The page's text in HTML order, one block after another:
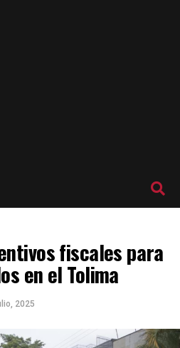
fiscales para
en el Tolima
2025